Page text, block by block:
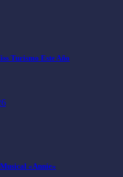
Turismo Este Año
«Annie»